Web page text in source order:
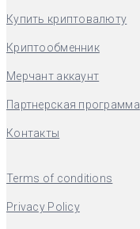
Купить криптовалюту
Криптообменник
Мерчант аккаунт
Партнерская программа
Контакты
Terms of conditions
Privacy Policy